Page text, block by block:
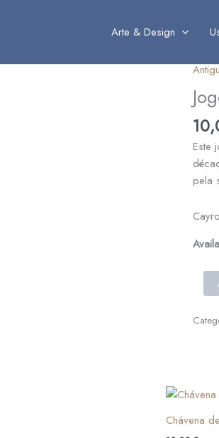
Arte & Design
Este
pela
de
Jogo
da
Bola
::
Jogo
dos
anos
20
Chávena